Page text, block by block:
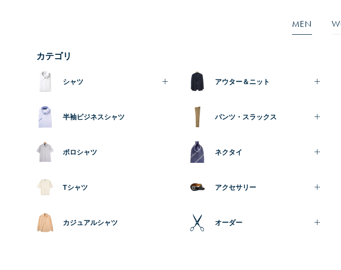
MEN
カテゴリ
シャツ
半袖ビジネスシャツ
ポロシャツ
Tシャツ
カジュアルシャツ
アウター＆ニット
パンツ・スラックス
ネクタイ
アクセサリー
オーダー